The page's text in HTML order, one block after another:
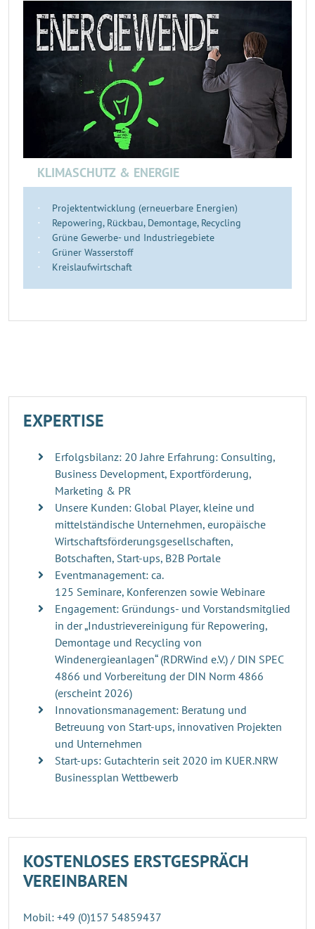
KLIMASCHUTZ & ENERGIE
Projektentwicklung (erneuerbare Energien)
Repowering, Rückbau, Demontage, Recycling
Grüne Gewerbe- und Industriegebiete
Grüner Wasserstoff
Kreislaufwirtschaft
EXPERTISE
Erfolgsbilanz: 20 Jahre Erfahrung: Consulting,
Business Development, Exportförderung,
Marketing & PR
Unsere Kunden: Global Player, kleine und
mittelständische Unternehmen, europäische
Wirtschaftsförderungsgesellschaften,
Botschaften, Start-ups, B2B Portale
Eventmanagement: ca.
125 Seminare, Konferenzen sowie Webinare
Engagement: Gründungs- und Vorstandsmitglied
in der „Industrievereinigung für Repowering,
Demontage und Recycling von
Windenergieanlagen“ (RDRWind e.V.) / DIN SPEC
4866 und Vorbereitung der DIN Norm 4866
(erscheint 2026)
Innovationsmanagement: Beratung und
Betreuung von Start-ups, innovativen Projekten
und Unternehmen
Start-ups: Gutachterin seit 2020 im KUER.NRW
Businessplan Wettbewerb
KOSTENLOSES ERSTGESPRÄCH
VEREINBAREN
Mobil: +49 (0)157 54859437